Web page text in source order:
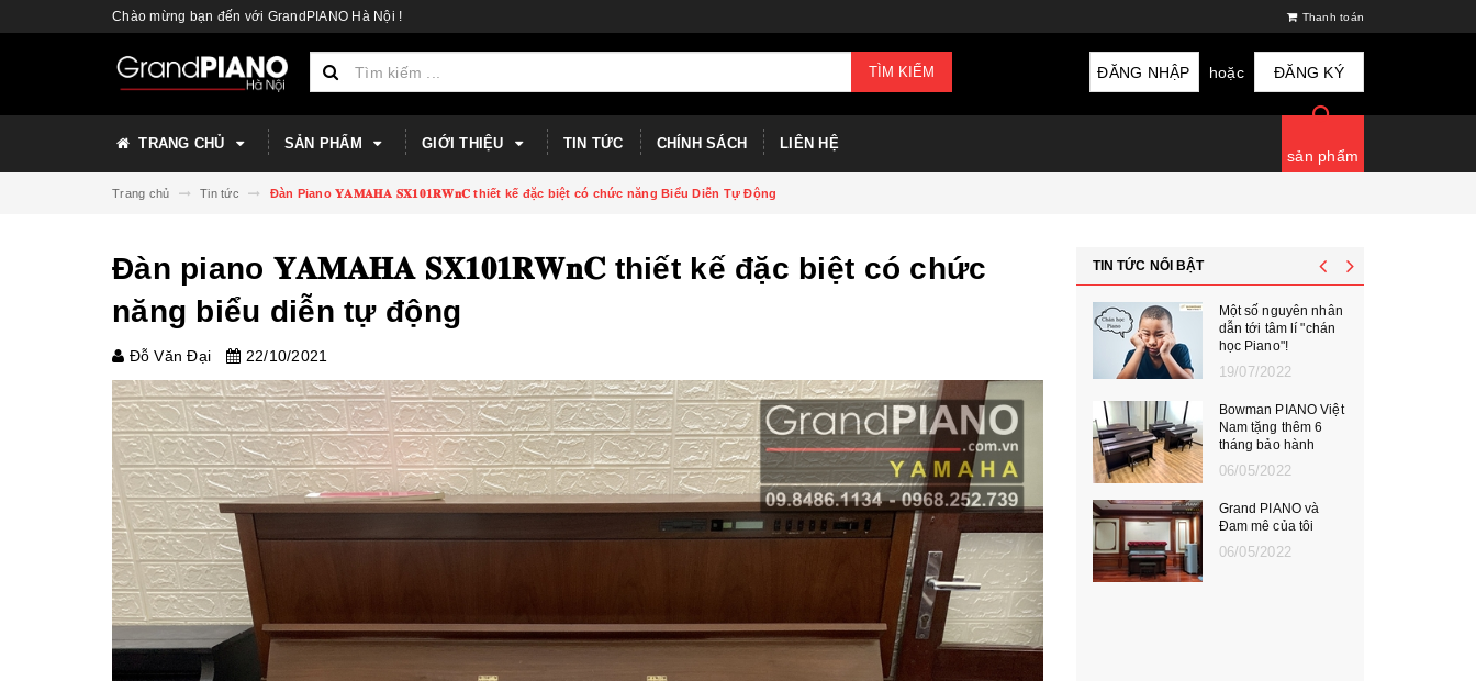
Chào mừng bạn đến với GrandPIANO Hà Nội ! Thanh toán
TÌM KIẾM ĐĂNG NHẬP hoặc ĐĂNG KÝ
TRANG CHỦ SẢN PHẨM GIỚI THIỆU TIN TỨC CHÍNH SÁCH LIÊN HỆ
sản phẩm
Trang chủ Tin tức Đàn Piano 𝐘𝐀𝐌𝐀𝐇𝐀 𝐒𝐗𝟏𝟎𝟏𝐑𝐖𝐧𝐂 thiết kế đặc biệt có chức năng Biểu Diễn Tự Động
Đàn piano 𝐘𝐀𝐌𝐀𝐇𝐀 𝐒𝐗𝟏𝟎𝟏𝐑𝐖𝐧𝐂 thiết kế đặc biệt có chức
năng biểu diễn tự động
Đỗ Văn Đại 22/10/2021
TIN TỨC NỔI BẬT
Một số nguyên nhân
dẫn tới tâm lí "chán
học Piano"!
19/07/2022
Bowman PIANO Việt
Nam tặng thêm 6
tháng bảo hành
06/05/2022
Grand PIANO và
Đam mê của tôi
06/05/2022